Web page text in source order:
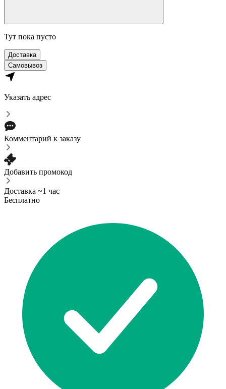
Тут пока пусто
Доставка
Самовывоз
Указать адрес
Комментарий к заказу
Добавить промокод
Доставка ~1 час
Бесплатно